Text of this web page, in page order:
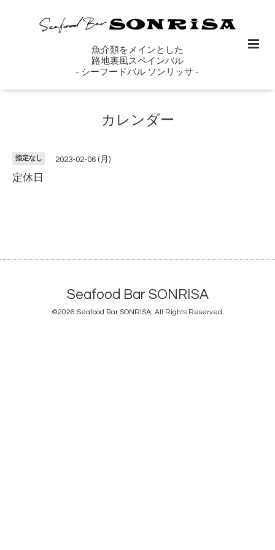
魚介類をメインとした
路地裏風スペインバル
- シーフードバル ソンリッサ -
カレンダー
指定なし 2023-02-06 (月)
定休日
Seafood Bar SONRISA
©2026 Seafood Bar SONRISA. All Rights Reserved.